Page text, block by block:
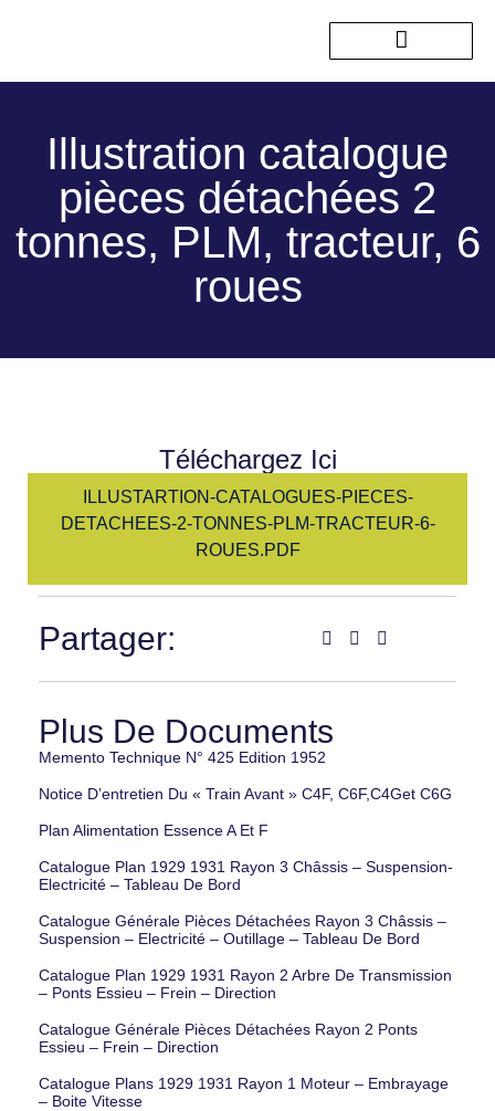
Illustration catalogue
pièces détachées 2
tonnes, PLM, tracteur, 6
roues
Téléchargez Ici
ILLUSTARTION-CATALOGUES-PIECES-
DETACHEES-2-TONNES-PLM-TRACTEUR-6-
ROUES.PDF
Partager:
Plus De Documents
Memento Technique N° 425 Edition 1952
Notice D’entretien Du « Train Avant » C4F, C6F,C4Get C6G
Plan Alimentation Essence A Et F
Catalogue Plan 1929 1931 Rayon 3 Châssis – Suspension-
Electricité – Tableau De Bord
Catalogue Générale Pièces Détachées Rayon 3 Châssis –
Suspension – Electricité – Outillage – Tableau De Bord
Catalogue Plan 1929 1931 Rayon 2 Arbre De Transmission
– Ponts Essieu – Frein – Direction
Catalogue Générale Pièces Détachées Rayon 2 Ponts
Essieu – Frein – Direction
Catalogue Plans 1929 1931 Rayon 1 Moteur – Embrayage
– Boite Vitesse